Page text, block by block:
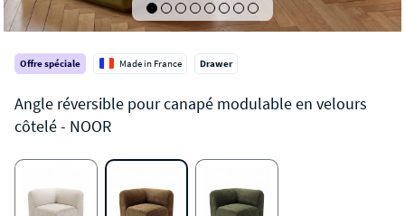
Offre spéciale Made in France Drawer
NOOR
Angle réversible pour canapé modulable en